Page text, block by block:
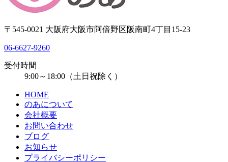
〒545-0021 大阪府大阪市阿倍野区阪南町4丁目15-23
06-6627-9260
受付時間
9:00～18:00（土日祝除く）
HOME
のあについて
会社概要
お問い合わせ
ブログ
お知らせ
プライバシーポリシー